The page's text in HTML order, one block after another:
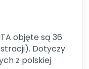
objęte są 36
Dotyczy
z polskiej